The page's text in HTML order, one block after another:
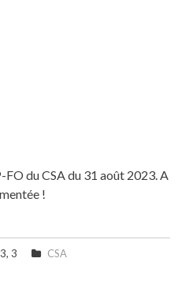
du CSA du 31 août 2023. A
!
3 CSA